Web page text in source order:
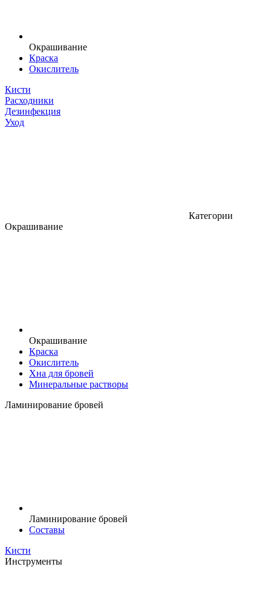
Окрашивание
Краска
Окислитель
Кисти
Расходники
Дезинфекция
Уход
Категории
Окрашивание
Окрашивание
Краска
Окислитель
Хна для бровей
Минеральные растворы
Ламинирование бровей
Ламинирование бровей
Составы
Кисти
Инструменты